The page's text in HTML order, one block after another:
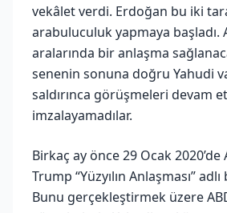
vekâlet verdi. Erdoğan bu iki
arabuluculuk yapmaya başladı.
aralarında bir anlaşma
senenin sonuna doğru Yahudi
saldırınca görüşmeleri devam
imzalayamadılar.
Birkaç ay önce 29 Ocak 2020’de
Trump “Yüzyılın Anlaşması”
Bunu gerçekleştirmek üzere